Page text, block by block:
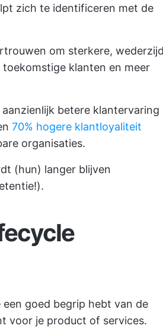
zich te identificeren met de
om sterkere,
klanten en meer
betere klantervaring
70% hogere klantloyaliteit
organisaties.
(hun) langer blijven
goed begrip hebt van de
voor je product of services.